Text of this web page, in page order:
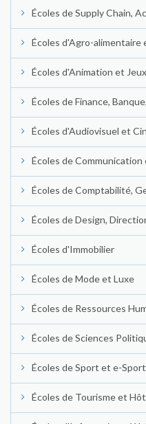
Écoles de Supply Chain,
Écoles d'Agro-
Écoles d'Animation et
Écoles de Finance,
Écoles d'Audiovisuel et
Écoles de Communication
Écoles de Comptabilité,
Écoles de Design,
Écoles d'Immobilier
Écoles de Mode et Luxe
Écoles de Ressources
Écoles de Sciences
Écoles de Sport et e-Sport
Écoles de Tourisme et